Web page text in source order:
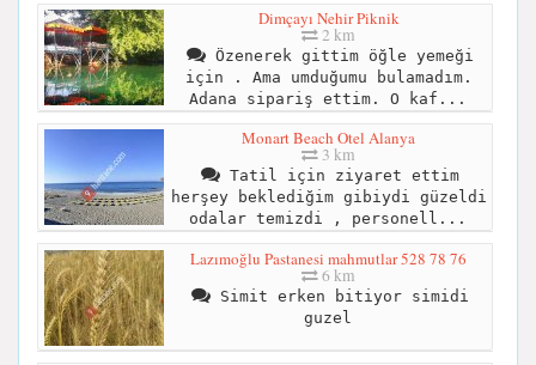
Dimçayı Nehir Piknik
2 km
Özenerek gittim öğle yemeği
için . Ama umduğumu bulamadım.
Adana sipariş ettim. O kaf...
Monart Beach Otel Alanya
3 km
Tatil için ziyaret ettim
herşey beklediğim gibiydi güzeldi
odalar temizdi , personell...
Lazımoğlu Pastanesi mahmutlar 528 78 76
6 km
Simit erken bitiyor simidi
guzel